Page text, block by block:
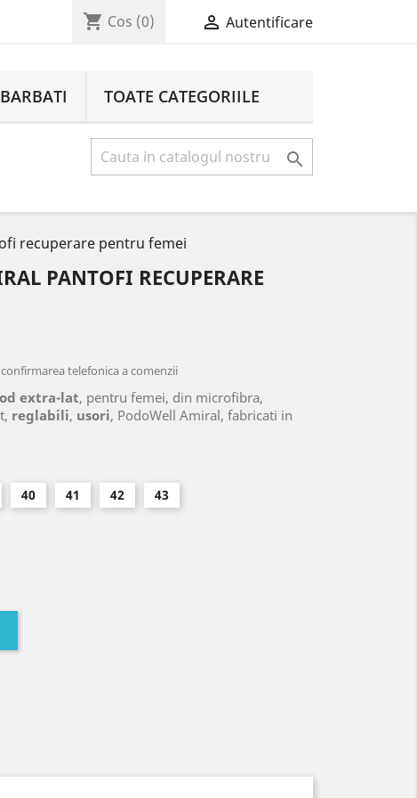
shopping_cart Cos (0)  Autentificare
TOATE CATEGORIILE

recuperare pentru femei
PANTOFI RECUPERARE
telefonica a comenzii
extra-lat, pentru femei, din microfibra,
reglabili, usori, PodoWell Amiral, fabricati in
40 41 42 43